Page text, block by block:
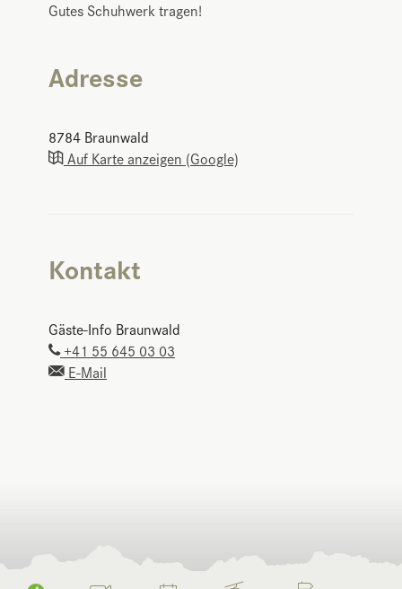
Gutes Schuhwerk tragen!
Adresse
8784 Braunwald
Auf Karte anzeigen (Google)
Kontakt
Gäste-Info Braunwald
+41 55 645 03 03
E-Mail